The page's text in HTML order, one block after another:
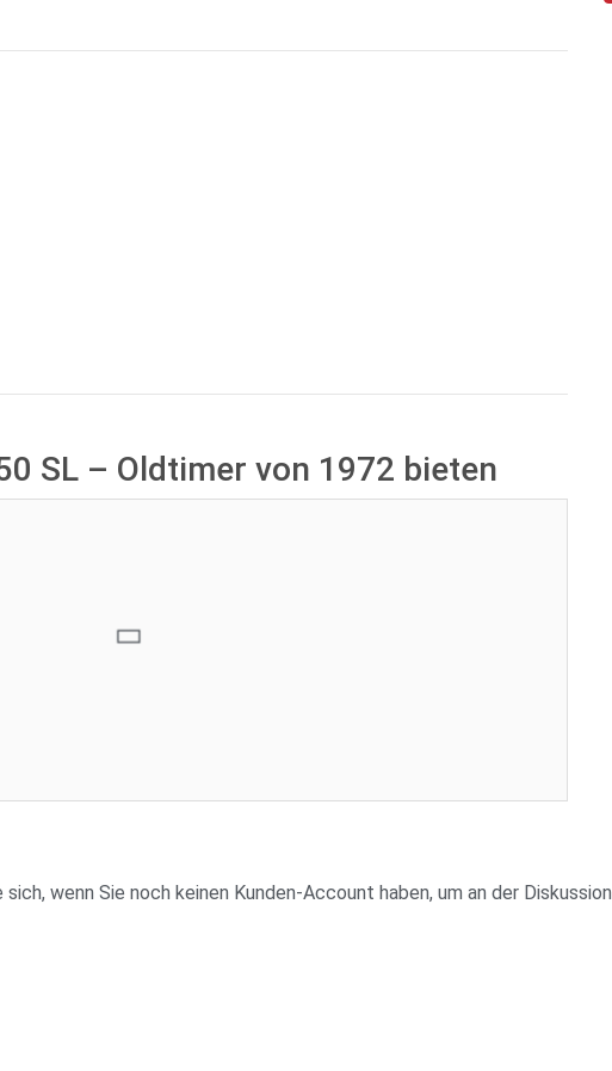
SL – Oldtimer von 1972 bieten
wenn Sie noch keinen Kunden-Account haben, um an der Diskussion